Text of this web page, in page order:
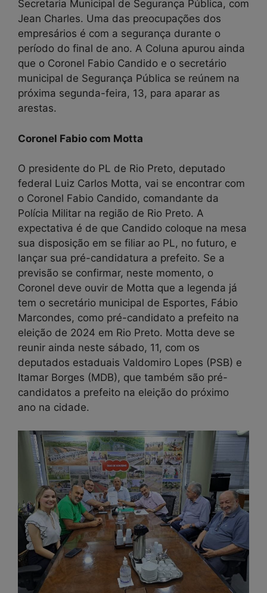
Secretaria Municipal de Segurança Pública, com
Jean Charles. Uma das preocupações dos
empresários é com a segurança durante o
período do final de ano. A Coluna apurou ainda
que o Coronel Fabio Candido e o secretário
municipal de Segurança Pública se reúnem na
próxima segunda-feira, 13, para aparar as
arestas.
Coronel Fabio com Motta
O presidente do PL de Rio Preto, deputado
federal Luiz Carlos Motta, vai se encontrar com
o Coronel Fabio Candido, comandante da
Polícia Militar na região de Rio Preto. A
expectativa é de que Candido coloque na mesa
sua disposição em se filiar ao PL, no futuro, e
lançar sua pré-candidatura a prefeito. Se a
previsão se confirmar, neste momento, o
Coronel deve ouvir de Motta que a legenda já
tem o secretário municipal de Esportes, Fábio
Marcondes, como pré-candidato a prefeito na
eleição de 2024 em Rio Preto. Motta deve se
reunir ainda neste sábado, 11, com os
deputados estaduais Valdomiro Lopes (PSB) e
Itamar Borges (MDB), que também são pré-
candidatos a prefeito na eleição do próximo
ano na cidade.